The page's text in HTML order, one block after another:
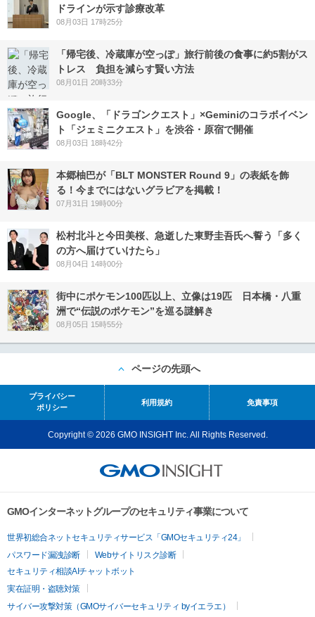
ドラインが示す診療改革
08月03日 17時25分
「帰宅後、冷蔵庫が空っぽ」旅行前後の食事に約5割がス
トレス 負担を減らす賢い方法
08月01日 20時33分
Google、「ドラゴンクエスト」×Geminiのコラボイベン
ト「ジェミニクエスト」を渋谷・原宿で開催
08月03日 18時42分
本郷柚巴が「BLT MONSTER Round 9」の表紙を飾
る！今までにはないグラビアを掲載！
07月31日 19時00分
松村北斗と今田美桜、急逝した東野圭吾氏へ誓う「多く
の方へ届けていけたら」
08月04日 14時00分
街中にポケモン100匹以上、立像は19匹 日本橋・八重
洲で“伝説のポケモン”を巡る謎解き
08月05日 15時55分
ページの先頭へ
プライバシー
ポリシー
利用規約 免責事項
Copyright © 2026 GMO INSIGHT Inc. All Rights Reserved.
GMOインターネットグループのセキュリティ事業について
世界初総合ネットセキュリティサービス「GMOセキュリティ24」
パスワード漏洩診断
Webサイトリスク診断
セキュリティ相談AIチャットボット
実在証明・盗聴対策
サイバー攻撃対策（GMOサイバーセキュリティ byイエラエ）